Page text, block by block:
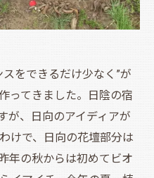
をできるだけ少なく”が
ってきました。日陰の宿
が、日向のアイディアが
けで、日向の花壇部分は
年の秋からは初めてビオ